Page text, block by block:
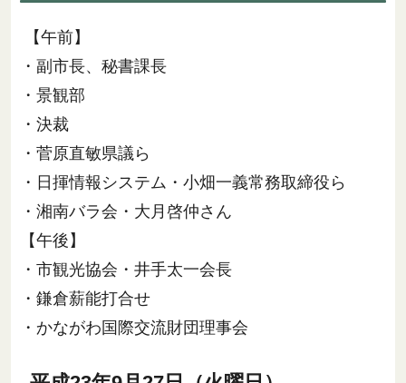
【午前】
・副市長、秘書課長
・景観部
・決裁
・菅原直敏県議ら
・日揮情報システム・小畑一義常務取締役ら
・湘南バラ会・大月啓仲さん
【午後】
・市観光協会・井手太一会長
・鎌倉薪能打合せ
・かながわ国際交流財団理事会